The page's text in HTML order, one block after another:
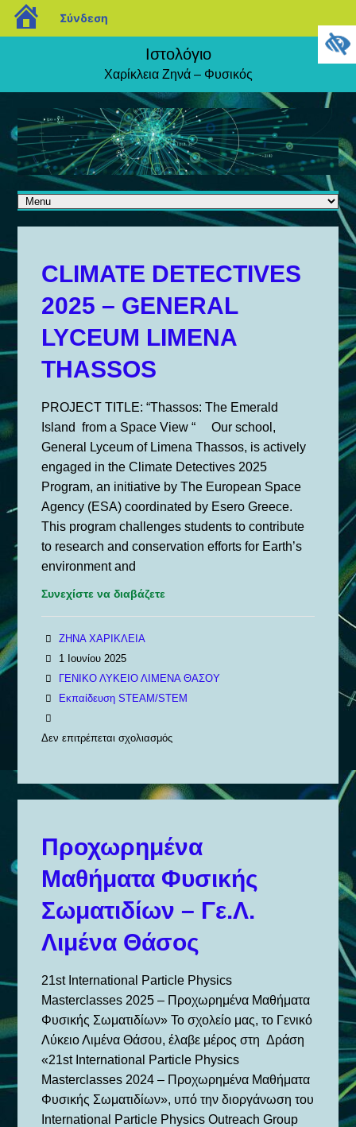
blogs.sch.gr
Σύνδεση
Ιστολόγιο
Χαρίκλεια Ζηνά – Φυσικός
CLIMATE DETECTIVES
2025 – GENERAL
LYCEUM LIMENA
THASSOS
PROJECT TITLE: “Thassos: The Emerald
Island from a Space View “ Our school,
General Lyceum of Limena Thassos, is actively
engaged in the Climate Detectives 2025
Program, an initiative by The European Space
Agency (ESA) coordinated by Esero Greece.
This program challenges students to contribute
to research and conservation efforts for Earth’s
environment and
Συνεχίστε να διαβάζετε
ΖΗΝΑ ΧΑΡΙΚΛΕΙΑ
1 Ιουνίου 2025
ΓΕΝΙΚΟ ΛΥΚΕΙΟ ΛΙΜΕΝΑ ΘΑΣΟΥ
Εκπαίδευση STEAM/STEM
Δεν επιτρέπεται σχολιασμός
DETECTIVES
–
GENERAL
LYCEUM
THASSOS
Προχωρημένα
Μαθήματα Φυσικής
Σωματιδίων – Γε.Λ.
Λιμένα Θάσος
21st International Particle Physics
Masterclasses 2025 – Προχωρημένα Μαθήματα
Φυσικής Σωματιδίων» Το σχολείο μας, το Γενικό
Λύκειο Λιμένα Θάσου, έλαβε μέρος στη Δράση
«21st International Particle Physics
Masterclasses 2024 – Προχωρημένα Μαθήματα
Φυσικής Σωματιδίων», υπό την διοργάνωση του
International Particle Physics Outreach Group